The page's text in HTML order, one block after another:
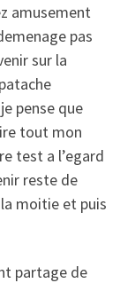
amusement
pas
sur la
pense que
tout mon
test a l’egard
reste de
moitie et puis
partage de